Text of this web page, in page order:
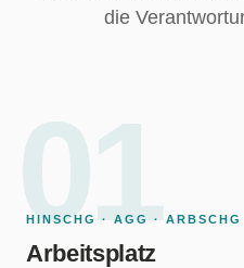
die
01
HINSCHG · AGG · ARBSCHG
Arbeitsplatz